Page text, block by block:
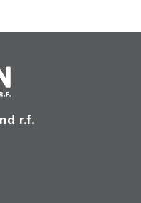
r.f.